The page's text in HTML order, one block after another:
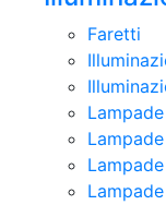
Faretti